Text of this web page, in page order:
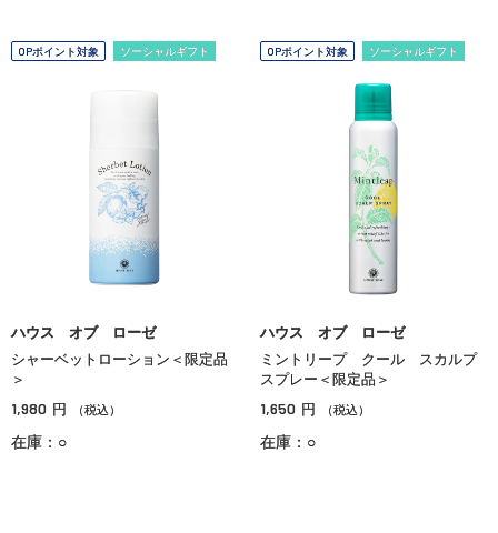
OPポイント対象 ソーシャルギフト
ハウス オブ ローゼ
シャーベットローション＜限定品
＞
1,980 円 （税込）
在庫：○
OPポイント対象 ソーシャルギフト
ハウス オブ ローゼ
ミントリープ クール スカルプ
スプレー＜限定品＞
1,650 円 （税込）
在庫：○